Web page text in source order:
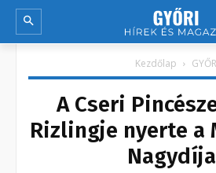
Kezdőlap GYŐR
A Cseri
Rizlingje nyerte a